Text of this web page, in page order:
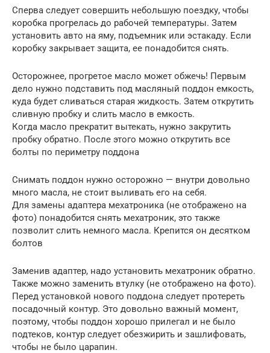
Сперва следует совершить небольшую поездку, чтобы
коробка прогрелась до рабочей температуры. Затем
установить авто на яму, подъемник или эстакаду. Если
коробку закрывает защита, ее понадобится снять.
Осторожнее, прогретое масло может обжечь! Первым
дело нужно подставить под масляный поддон емкость,
куда будет сливаться старая жидкость. Затем открутить
сливную пробку и слить масло в емкость.
Когда масло прекратит вытекать, нужно закрутить
пробку обратно. После этого можно открутить все
болты по периметру поддона
Снимать поддон нужно осторожно — внутри довольно
много масла, не стоит выливать его на себя.
Для замены адаптера мехатроника (не отображено на
фото) понадобится снять мехатроник, это также
позволит слить немного масла. Крепится он десятком
болтов
Заменив адаптер, надо установить мехатроник обратно.
Также можно заменить втулку (не отображено на фото).
Перед установкой нового поддона следует протереть
посадочный контур. Это довольно важный момент,
поэтому, чтобы поддон хорошо прилегал и не было
подтеков, контур следует обезжирить и зашлифовать,
чтобы не было царапин.